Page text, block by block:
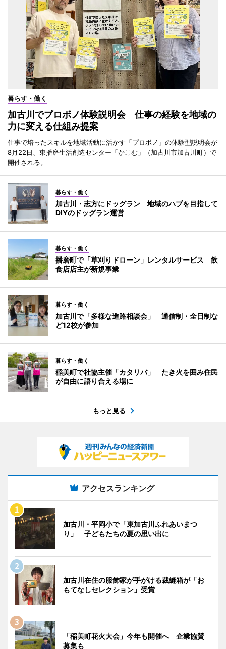
暮らす・働く
加古川でプロボノ体験説明会 仕事の経験を地域の
力に変える仕組み提案
仕事で培ったスキルを地域活動に活かす「プロボノ」の体験型説明会が
8月22日、東播磨生活創造センター「かこむ」（加古川市加古川町）で
開催される。
暮らす・働く
加古川・志方にドッグラン 地域のハブを目指して
DIYのドッグラン運営
暮らす・働く
播磨町で「草刈りドローン」レンタルサービス 飲
食店店主が新規事業
暮らす・働く
加古川で「多様な進路相談会」 通信制・全日制な
ど12校が参加
暮らす・働く
稲美町で社協主催「カタリバ」 たき火を囲み住民
が自由に語り合える場に
もっと見る
アクセスランキング
加古川・平岡小で「東加古川ふれあいまつ
り」 子どもたちの夏の思い出に
加古川在住の服飾家が手がける裁縫箱が「お
もてなしセレクション」受賞
「稲美町花火大会」今年も開催へ 企業協賛
募集も